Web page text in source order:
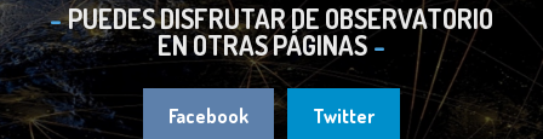
PUEDES DISFRUTAR DE OBSERVATORIO
EN OTRAS PÁGINAS
Facebook Twitter